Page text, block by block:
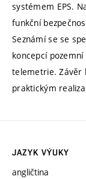
systémem EPS.
funkční
Seznámí se se
koncepcí
telemetrie. Závěr
praktickým
JAZYK VÝUKY
angličtina